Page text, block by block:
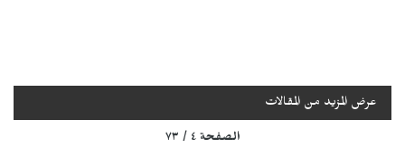
عرض المزيد من المقالات
الصفحة ٤ / ٧٣